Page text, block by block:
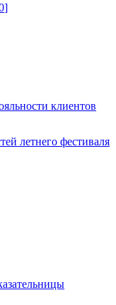
]
клиентов
летнего фестиваля